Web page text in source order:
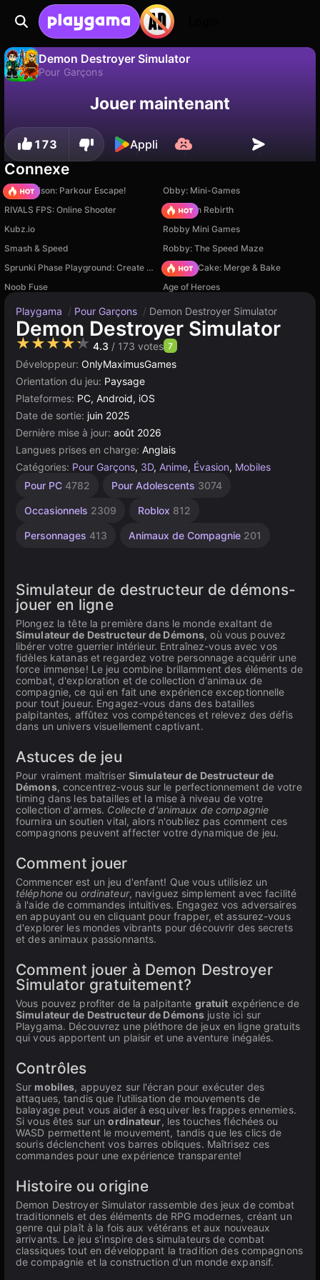
Demon Destroyer Simulator
Pour Garçons
progression !
Non Enregistrer
Jouer maintenant
173 Appli
Connexe
Barry Prison: Parkour Escape!
Obby: Mini-Games
RIVALS FPS: Online Shooter
Stickman Rebirth
Kubz.io
Robby Mini Games
Smash & Speed
Robby: The Speed Maze
Sprunki Phase Playground: Create Sprunki and Music
Piece of Cake: Merge & Bake
Noob Fuse
Age of Heroes
Playgama / Pour Garçons / Demon Destroyer Simulator
Demon Destroyer Simulator
★★★★★ 4.3 / 173 votes 7
Développeur: OnlyMaximusGames
Orientation du jeu: Paysage
Plateformes: PC, Android, iOS
Date de sortie: juin 2025
Dernière mise à jour: août 2026
Langues prises en charge: Anglais
Catégories: Pour Garçons, 3D, Anime, Évasion, Mobiles
Pour PC 4782 Pour Adolescents 3074
Occasionnels 2309 Roblox 812
Personnages 413 Animaux de Compagnie 201
Sans
2848
Épée
Bureau
Haute
3570
Pour
1480
Navigateur
Unity
ligne
Simulateur de destructeur de démons-
jouer en ligne ️ ️ ️ ️
Plongez la tête la première dans le monde exaltant de
Simulateur de Destructeur de Démons, où vous pouvez
libérer votre guerrier intérieur. Entraînez-vous avec vos
fidèles katanas et regardez votre personnage acquérir une
force immense! Le jeu combine brillamment des éléments de
combat, d'exploration et de collection d'animaux de
compagnie, ce qui en fait une expérience exceptionnelle
pour tout joueur. Engagez-vous dans des batailles
palpitantes, affûtez vos compétences et relevez des défis
dans un univers visuellement captivant.
Astuces de jeu
Pour vraiment maîtriser Simulateur de Destructeur de
Démons, concentrez-vous sur le perfectionnement de votre
timing dans les batailles et la mise à niveau de votre
collection d'armes. Collecte d'animaux de compagnie
fournira un soutien vital, alors n'oubliez pas comment ces
compagnons peuvent affecter votre dynamique de jeu.
Comment jouer
Commencer est un jeu d'enfant! Que vous utilisiez un
téléphone ou ordinateur, naviguez simplement avec facilité
à l'aide de commandes intuitives. Engagez vos adversaires
en appuyant ou en cliquant pour frapper, et assurez-vous
d'explorer les mondes vibrants pour découvrir des secrets
et des animaux passionnants.
Comment jouer à Demon Destroyer
Simulator gratuitement?
Vous pouvez profiter de la palpitante gratuit expérience de
Simulateur de Destructeur de Démons juste ici sur
Playgama. Découvrez une pléthore de jeux en ligne gratuits
qui vous apportent un plaisir et une aventure inégalés.
Contrôles
Sur mobiles, appuyez sur l'écran pour exécuter des
attaques, tandis que l'utilisation de mouvements de
balayage peut vous aider à esquiver les frappes ennemies.
Si vous êtes sur unordinateur, les touches fléchées ou
WASD permettent le mouvement, tandis que les clics de
souris déclenchent vos barres obliques. Maîtrisez ces
commandes pour une expérience transparente!
Histoire ou origine
Demon Destroyer Simulator rassemble des jeux de combat
traditionnels et des éléments de RPG modernes, créant un
genre qui plaît à la fois aux vétérans et aux nouveaux
arrivants. Le jeu s'inspire des simulateurs de combat
classiques tout en développant la tradition des compagnons
de compagnie et la construction d'un monde expansif.